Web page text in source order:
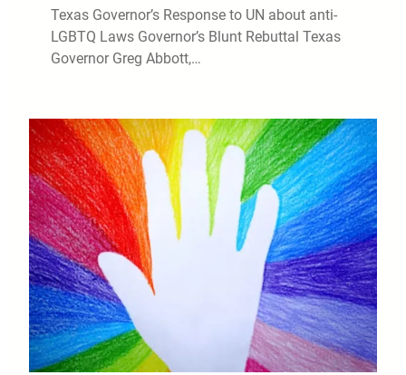
Texas Governor’s Response to UN about anti-
LGBTQ Laws Governor’s Blunt Rebuttal Texas
Governor Greg Abbott,…